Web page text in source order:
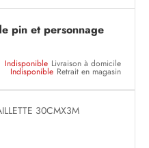
pin et personnage
Indisponible Livraison à domicile
Indisponible Retrait en magasin